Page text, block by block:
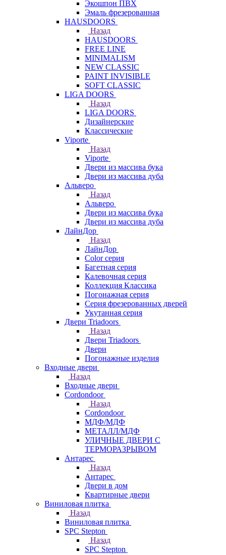
Экошпон ПВХ
Эмаль фрезерованная
HAUSDOORS
Назад
HAUSDOORS
FREE LINE
MINIMALISM
NEW CLASSIC
PAINT INVISIBLE
SOFT CLASSIC
LIGA DOORS
Назад
LIGA DOORS
Дизайнерские
Классические
Viporte
Назад
Viporte
Двери из массива бука
Двери из массива дуба
Альверо
Назад
Альверо
Двери из массива бука
Двери из массива дуба
ЛайнДор
Назад
ЛайнДор
Color серия
Багетная серия
Калевочная серия
Коллекция Классика
Погонажная серия
Серия фрезерованных дверей
Укутанная серия
Двери Triadoors
Назад
Двери Triadoors
Двери
Погонажные изделия
Входные двери
Назад
Входные двери
Cordondoor
Назад
Cordondoor
МДФ/МДФ
МЕТАЛЛ/МДФ
УЛИЧНЫЕ ДВЕРИ С
ТЕРМОРАЗРЫВОМ
Антарес
Назад
Антарес
Двери в дом
Квартирные двери
Виниловая плитка
Назад
Виниловая плитка
SPC Stepton
Назад
SPC Stepton